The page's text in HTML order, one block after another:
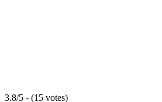
3.8/5 - (15 votes)